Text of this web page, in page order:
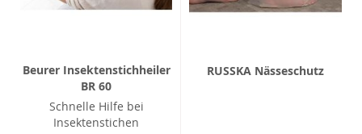
Beurer Insektenstichheiler
BR 60
Schnelle Hilfe bei
Insektenstichen
RUSSKA Nässeschutz